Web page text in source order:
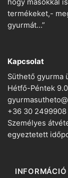
termékeket,-
gyurmát…”
Kapcsolat
Süthető gyurma
Hétfő-Péntek
+36 30 2499908
Személyes
egyeztetett
INFORMÁCIÓ